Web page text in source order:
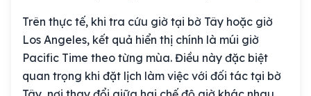
Trên thực tế, khi tra cứu giờ tại bờ Tây hoặc giờ
Los Angeles, kết quả hiển thị chính là múi giờ
Pacific Time theo từng mùa. Điều này đặc biệt
quan trọng khi đặt lịch làm việc với đối tác tại bờ